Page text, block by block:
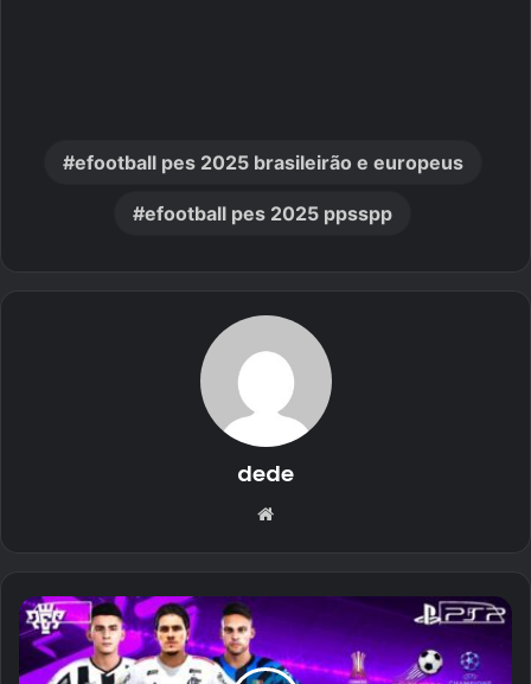
efootball pes 2025 brasileirão e europeus
efootball pes 2025 ppsspp
dede
Website